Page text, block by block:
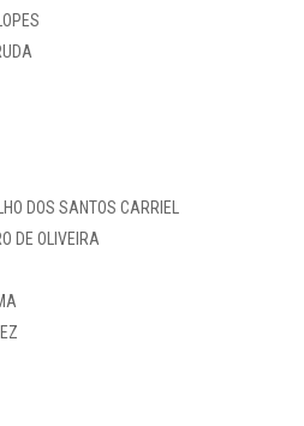
DOS SANTOS CARRIEL
DE OLIVEIRA